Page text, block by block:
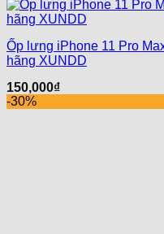
Ốp lưng iPhone 11 Pro
hãng XUNDD
150,000₫
-30%